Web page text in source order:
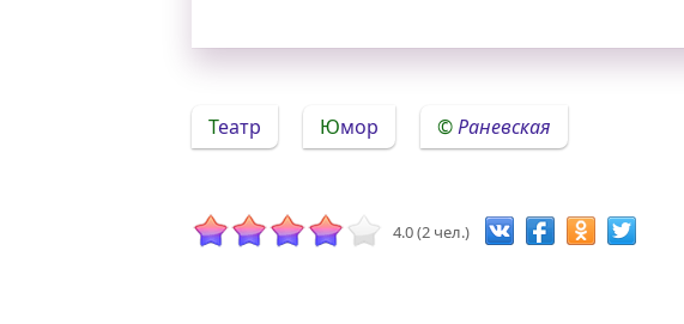
Театр Юмор Раневская
4.0 (2 чел.)